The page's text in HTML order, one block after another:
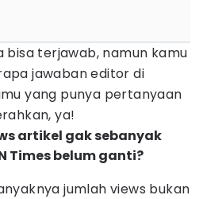
bisa terjawab, namun kamu
jawaban editor di
yang punya pertanyaan
ya!
artikel gak sebanyak
Times belum ganti?
jumlah views bukan